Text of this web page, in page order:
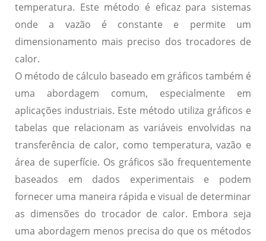
temperatura. Este método é eficaz para sistemas
onde a vazão é constante e permite um
dimensionamento mais preciso dos trocadores de
calor.
O método de cálculo baseado em gráficos também é
uma abordagem comum, especialmente em
aplicações industriais. Este método utiliza gráficos e
tabelas que relacionam as variáveis envolvidas na
transferência de calor, como temperatura, vazão e
área de superfície. Os gráficos são frequentemente
baseados em dados experimentais e podem
fornecer uma maneira rápida e visual de determinar
as dimensões do trocador de calor. Embora seja
uma abordagem menos precisa do que os métodos